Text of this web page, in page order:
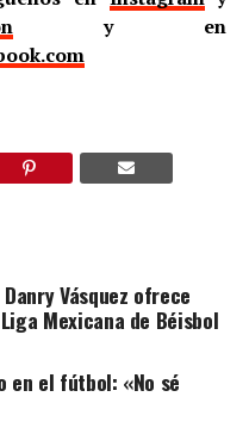
y en
Vásquez ofrece
Mexicana de Béisbol
en el fútbol: «No sé